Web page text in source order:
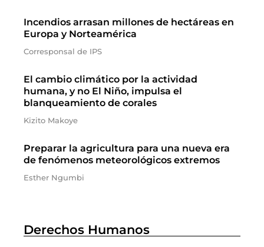
Incendios arrasan millones de hectáreas en
Europa y Norteamérica
Corresponsal de IPS
El cambio climático por la actividad
humana, y no El Niño, impulsa el
blanqueamiento de corales
Kizito Makoye
Preparar la agricultura para una nueva era
de fenómenos meteorológicos extremos
Esther Ngumbi
Derechos Humanos